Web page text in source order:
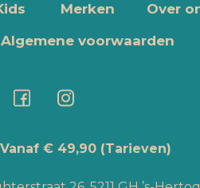
Merken
Over
Algemene voorwaarden
€ 49,90 (Tarieven)